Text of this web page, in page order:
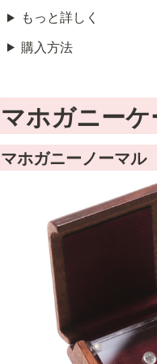
もっと詳しく
購入方法
マホガニーケ
マホガニーノーマル